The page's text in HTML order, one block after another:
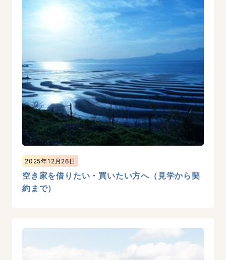
2025年12月26日
空き家を借りたい・買いたい方へ（見学から契
約まで）